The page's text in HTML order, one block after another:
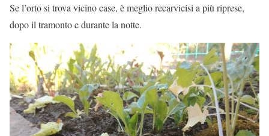
Se l’orto si trova vicino case, è meglio recarvicisi a più riprese,
dopo il tramonto e durante la notte.